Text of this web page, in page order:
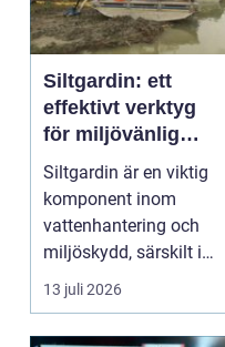
Siltgardin: ett
effektivt verktyg
för miljövänlig
vattenhantering
Siltgardin är en viktig
komponent inom
vattenhantering och
miljöskydd, särskilt i
verksamheter som i...
13 juli 2026